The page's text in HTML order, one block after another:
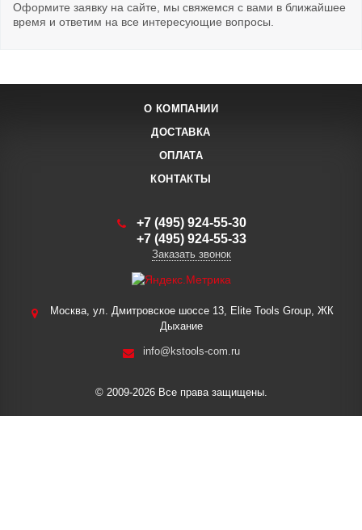
Оформите заявку на сайте, мы свяжемся с вами в ближайшее
время и ответим на все интересующие вопросы.
О КОМПАНИИ
ДОСТАВКА
ОПЛАТА
КОНТАКТЫ
+7 (495) 924-55-30
+7 (495) 924-55-33
Заказать звонок
Москва, ул. Дмитровское шоссе 13, Elite Tools Group, ЖК
Дыхание
info@kstools-com.ru
© 2009-2026 Все права защищены.